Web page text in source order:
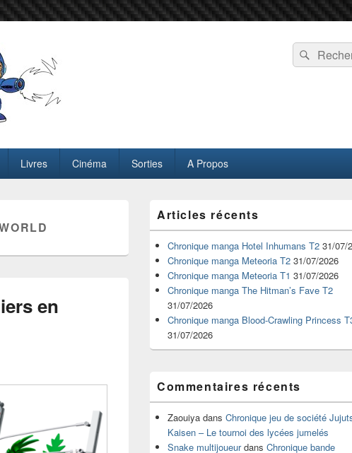
Recherche :
Livres Cinéma Sorties A Propos
en
principale
de
widget
pour
barre
latérale
Articles récents
Chronique manga Hotel Inhumans T2 31/07/
Chronique manga Meteoria T2 31/07/2026
Chronique manga Meteoria T1 31/07/2026
Chronique manga The Hitman’s Fave T2
31/07/2026
Chronique manga Blood-Crawling Princess
31/07/2026
Commentaires récents
Zaouiya dans Chronique jeu de société
Kaisen – Le tournoi des lycées jumelés
Snake multijoueurdans Chronique bande